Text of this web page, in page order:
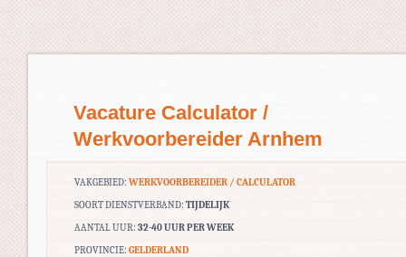
Vacature Calculator /
Werkvoorbereider Arnhem
VAKGEBIED: WERKVOORBEREIDER / CALCULATOR
SOORT DIENSTVERBAND: TIJDELIJK
AANTAL UUR: 32-40 UUR PER WEEK
PROVINCIE: GELDERLAND